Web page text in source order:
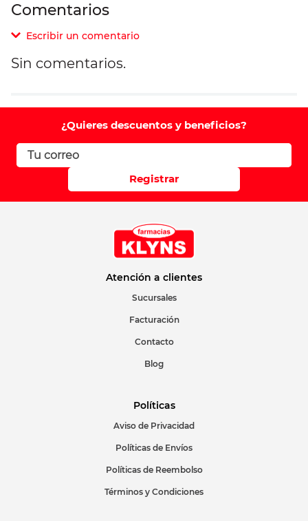
Comentarios
Escribir un comentario
Comentario
Califique el producto de 1 a 5 estrellas
Correo electrónico
ENVIAR COMENTARIO
Sin comentarios.
¿Quieres descuentos y beneficios?
Registrar
Atención a clientes
Sucursales
Facturación
Contacto
Blog
Políticas
Aviso de Privacidad
Políticas de Envíos
Políticas de Reembolso
Términos y Condiciones